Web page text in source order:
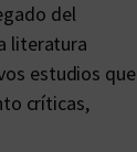
del
literatura
estudios que
críticas,